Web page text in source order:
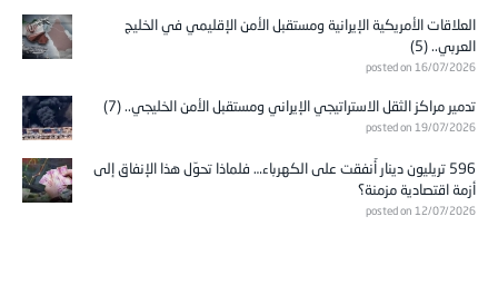
العلاقات الأمريكية الإيرانية ومستقبل الأمن الإقليمي في الخليج
العربي.. (5)
posted on 16/07/2026
تدمير مراكز الثقل الاستراتيجي الإيراني ومستقبل الأمن الخليجي.. (7)
posted on 19/07/2026
596 تريليون دينار أُنفقت على الكهرباء… فلماذا تحوّل هذا الإنفاق إلى
أزمة اقتصادية مزمنة؟
posted on 12/07/2026